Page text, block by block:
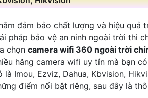
đảm bảo chất lượng và hiệu quả
pháp bảo vệ an ninh ngoài trời thì
chọn camera wifi 360 ngoài trời
hãng camera wifi uy tín mà bạn
là Imou, Ezviz, Dahua, Kbvision,
điểm nổi bật riêng, sau đây là